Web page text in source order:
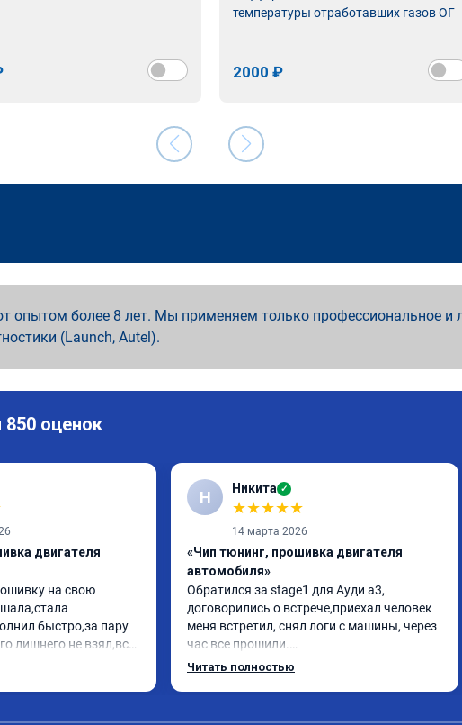
температуры отработавших газов ОГ
2000 ₽
опытом более 8 лет. Мы применяем только профессиональное и
(Launch, Autel).
850 оценок
двигателя
на свою
быстро,за пару
лишнего не взял,всё
заранее.После
поломки
Н Никита ✓
★★★★★
14 марта 2026
«Чип тюнинг, прошивка двигателя
автомобиля»
Обратился за stage1 для Ауди а3,
договорились о встрече,приехал человек
меня встретил, снял логи с машины, через
час все прошили.
Арман спасибо тебе огромное, машинка по
Читать полностью